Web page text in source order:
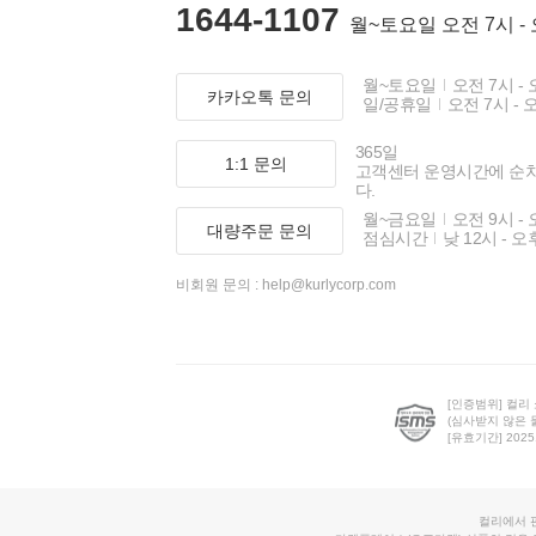
1644-1107 월~토요일 오전 7시 -
카카오톡 문의
월~토요일
오전 7시 -
일/공휴일
오전 7시 -
1:1 문의
365일
고객센터 운영시간에 순
다.
대량주문 문의
월~금요일
오전 9시 -
점심시간
낮 12시 - 오
비회원 문의 : help@kurlycorp.com
[인증범위] 컬리
(심사받지 않은
[유효기간]
컬리에서